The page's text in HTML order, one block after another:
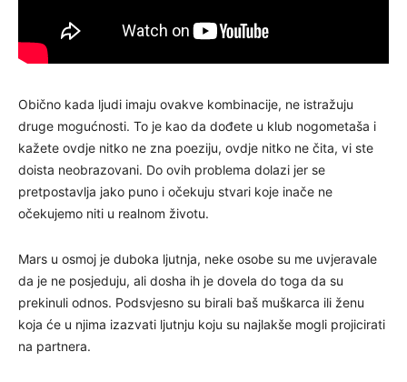
Obično kada ljudi imaju ovakve kombinacije, ne istražuju
druge mogućnosti. To je kao da dođete u klub nogometaša i
kažete ovdje nitko ne zna poeziju, ovdje nitko ne čita, vi ste
doista neobrazovani. Do ovih problema dolazi jer se
pretpostavlja jako puno i očekuju stvari koje inače ne
očekujemo niti u realnom životu.
Mars u osmoj je duboka ljutnja, neke osobe su me uvjeravale
da je ne posjeduju, ali dosha ih je dovela do toga da su
prekinuli odnos. Podsvjesno su birali baš muškarca ili ženu
koja će u njima izazvati ljutnju koju su najlakše mogli projicirati
na partnera.